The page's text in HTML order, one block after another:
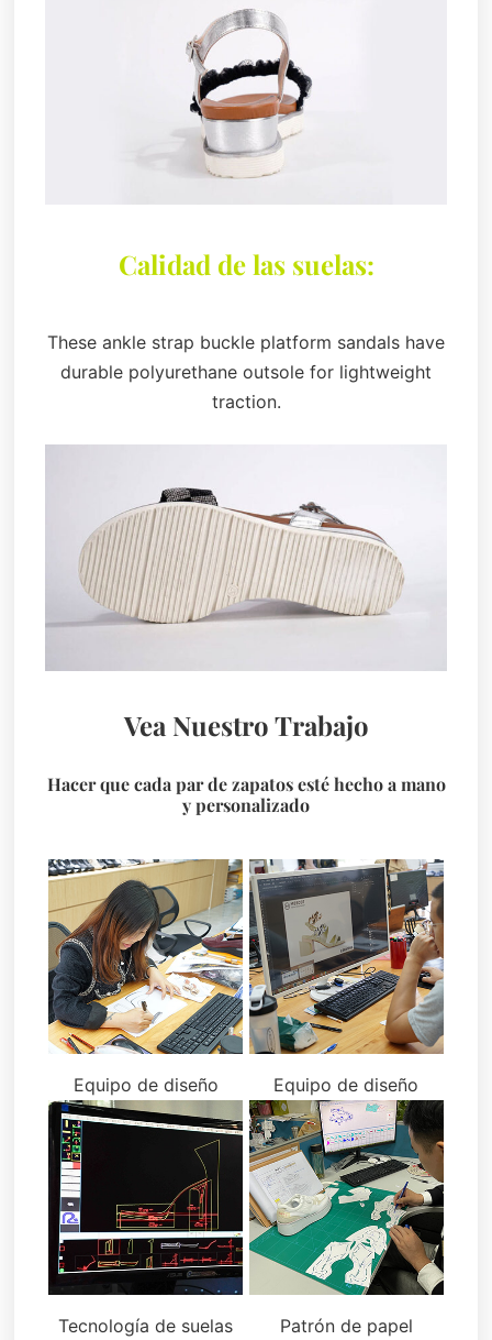
Calidad de las suelas:
These ankle strap buckle platform sandals have
durable polyurethane outsole for lightweight
traction.
Vea Nuestro Trabajo
Hacer que cada par de zapatos esté hecho a mano
y personalizado
Equipo de diseño Equipo de diseño
Tecnología de suelas
Patrón de papel